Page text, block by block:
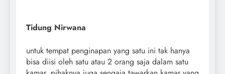
Tidung Nirwana
untuk tempat penginapan yang satu ini tak hanya
bisa diisi oleh satu atau 2 orang saja dalam satu